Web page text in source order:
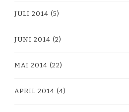
JULI 2014 (5)
JUNI 2014 (2)
MAI 2014 (22)
APRIL 2014 (4)